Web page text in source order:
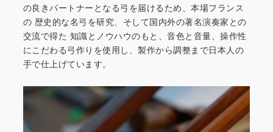
の良きパートナーとなる弓を届けるため、本場フランス
の 歴史的な名弓を研究、そして国内外の著名演奏家との
交流で得た 知識とノウハウのもと、音色と音量、操作性
にこだわる弓作りを使用し、製作から調整まで日本人の
手で仕上げています。